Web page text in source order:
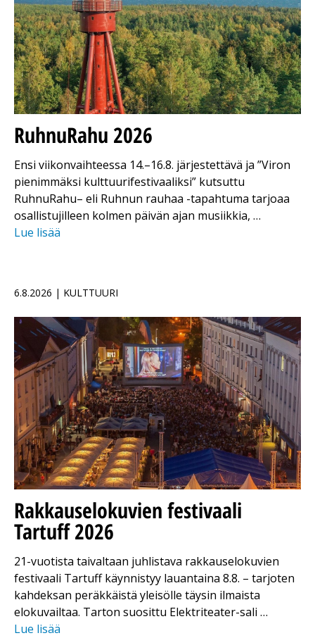
RuhnuRahu 2026
Ensi viikonvaihteessa 14.–16.8. järjestettävä ja ”Viron
pienimmäksi kulttuurifestivaaliksi” kutsuttu
RuhnuRahu– eli Ruhnun rauhaa -tapahtuma tarjoaa
osallistujilleen kolmen päivän ajan musiikkia, …
Lue lisää
6.8.2026 | KULTTUURI
Rakkauselokuvien festivaali
Tartuff 2026
21-vuotista taivaltaan juhlistava rakkauselokuvien
festivaali Tartuff käynnistyy lauantaina 8.8. – tarjoten
kahdeksan peräkkäistä yleisölle täysin ilmaista
elokuvailtaa. Tarton suosittu Elektriteater-sali …
Lue lisää